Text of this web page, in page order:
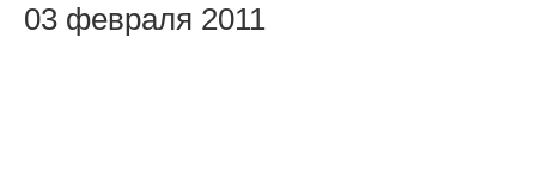
03 февраля 2011